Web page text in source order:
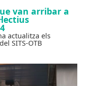
van arribar a
actualitza els
SITS-OTB